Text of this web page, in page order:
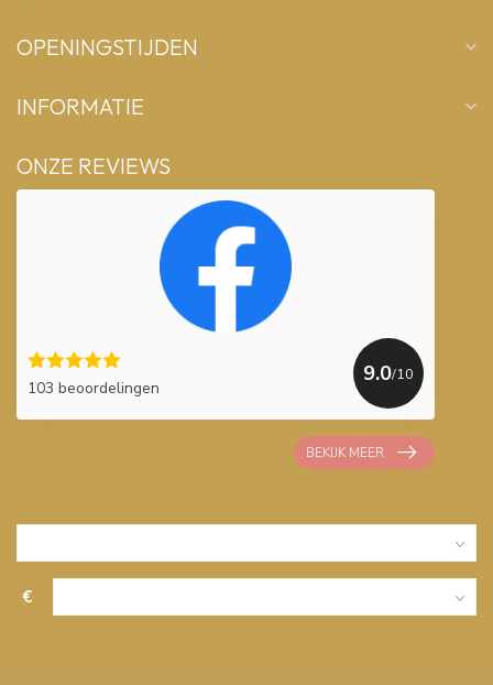
OPENINGSTIJDEN
INFORMATIE
ONZE REVIEWS
103 beoordelingen
9.0/10
BEKIJK MEER
€